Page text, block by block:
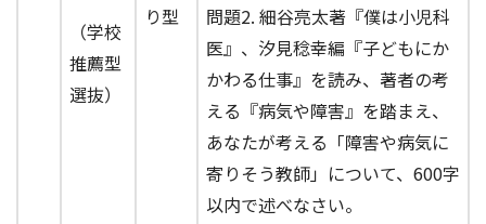
（学校
推薦型
選抜）
り型
問題2. 細谷亮太著『僕は小児科
医』、汐見稔幸編『子どもにか
かわる仕事』を読み、著者の考
える『病気や障害』を踏まえ、
あなたが考える「障害や病気に
寄りそう教師」について、600字
以内で述べなさい。